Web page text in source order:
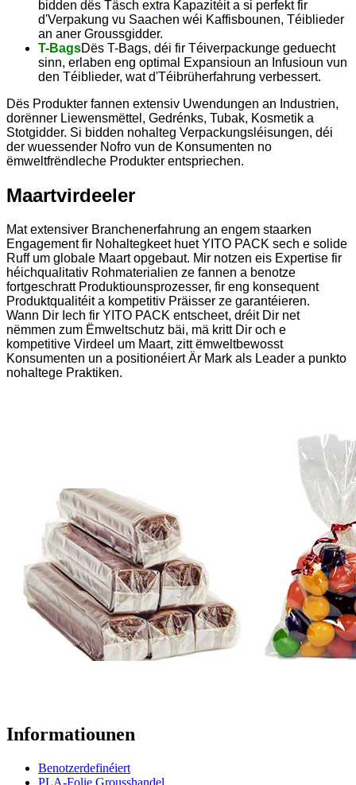
bidden dës Täsch extra Kapazitéit a si perfekt fir
d'Verpakung vu Saachen wéi Kaffisbounen, Téiblieder
an aner Groussgidder.
T-BagsDës T-Bags, déi fir Téiverpackunge geduecht
sinn, erlaben eng optimal Expansioun an Infusioun vun
den Téiblieder, wat d'Téibrüherfahrung verbessert.
Dës Produkter fannen extensiv Uwendungen an Industrien,
dorënner Liewensmëttel, Gedrénks, Tubak, Kosmetik a
Stotgidder. Si bidden nohalteg Verpackungsléisungen, déi
der wuessender Nofro vun de Konsumenten no
ëmweltfrëndleche Produkter entspriechen.
Maartvirdeeler
Mat extensiver Branchenerfahrung an engem staarken
Engagement fir Nohaltegkeet huet YITO PACK sech e solide
Ruff um globale Maart opgebaut. Mir notzen eis Expertise fir
héichqualitativ Rohmaterialien ze fannen a benotze
fortgeschratt Produktiounsprozesser, fir eng konsequent
Produktqualitéit a kompetitiv Präisser ze garantéieren.
Wann Dir Iech fir YITO PACK entscheet, dréit Dir net
nëmmen zum Ëmweltschutz bäi, mä kritt Dir och e
kompetitive Virdeel um Maart, zitt ëmweltbewosst
Konsumenten un a positionéiert Är Mark als Leader a punkto
nohaltege Praktiken.
Informatiounen
Benotzerdefinéiert
PLA-Folie Grousshandel